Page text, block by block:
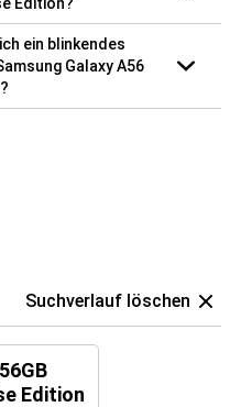
ein blinkendes
Galaxy A56
Suchverlauf löschen
Edition